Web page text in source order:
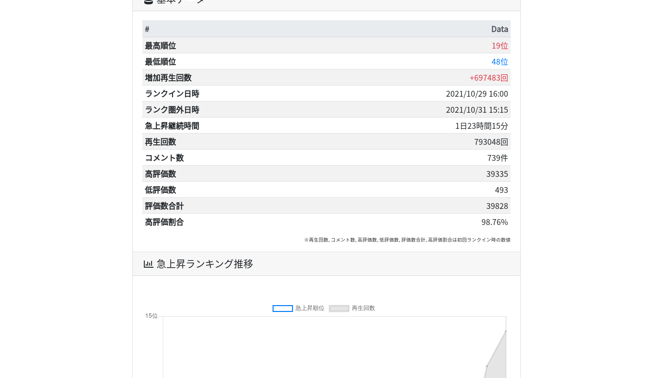
#
Data
最高順位
19位
最低順位
48位
増加再生回数
+697483回
ランクイン日時
2021/10/29 16:00
ランク圏外日時
2021/10/31 15:15
急上昇継続時間
1日23時間15分
再生回数
793048回
コメント数
739件
高評価数
39335
低評価数
493
評価数合計
39828
高評価割合
98.76%
※再生回数, コメント数, 高評価数, 低評価数, 評価数合計, 高評価割合は初回ランクイン時の数値
急上昇ランキング推移